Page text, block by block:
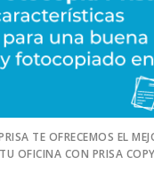
TE OFRECEMOS EL
OFICINA CON PRISA COPY